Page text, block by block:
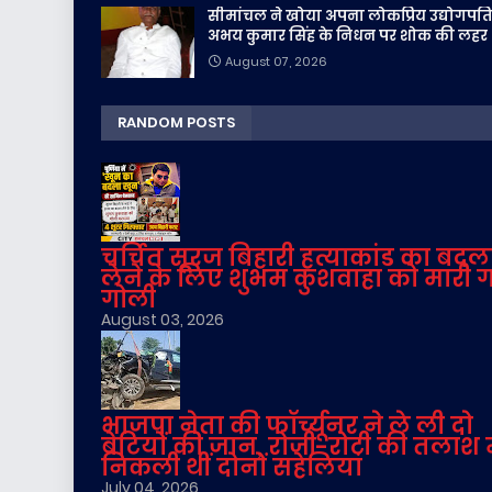
सीमांचल ने खोया अपना लोकप्रिय
अभय कुमार सिंह के निधन पर शोक की लहर
August 07, 2026
RANDOM POSTS
चर्चित सूरज बिहारी हत्याकांड का
लेने के लिए शुभम कुशवाहा को मारी
गोली
August 03, 2026
भाजपा नेता की फॉर्च्यूनर ने ले ली दो
बेटियों की जान, रोजी-रोटी की तलाश
निकली थीं दोनों सहेलियां
July 04, 2026